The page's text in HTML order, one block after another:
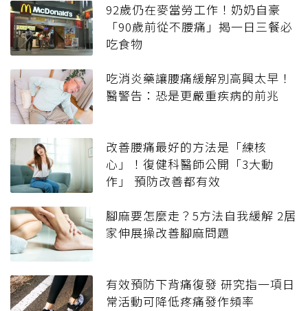
92歲仍在麥當勞工作！奶奶自豪
「90歲前從不腰痛」揭一日三餐必
吃食物
吃消炎藥讓腰痛緩解別高興太早！
醫警告：恐是更嚴重疾病的前兆
改善腰痛最好的方法是「練核
心」！復健科醫師公開「3大動
作」 預防改善都有效
腳麻要怎麼走？5方法自我緩解 2居
家伸展操改善腳麻問題
有效預防下背痛復發 研究指一項日
常活動可降低疼痛發作頻率